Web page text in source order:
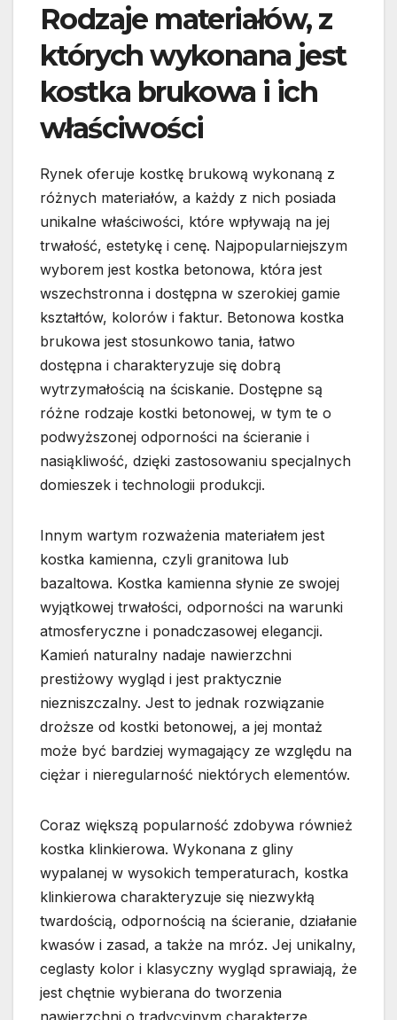
Rodzaje materiałów, z
których wykonana jest
kostka brukowa i ich
właściwości
Rynek oferuje kostkę brukową wykonaną z
różnych materiałów, a każdy z nich posiada
unikalne właściwości, które wpływają na jej
trwałość, estetykę i cenę. Najpopularniejszym
wyborem jest kostka betonowa, która jest
wszechstronna i dostępna w szerokiej gamie
kształtów, kolorów i faktur. Betonowa kostka
brukowa jest stosunkowo tania, łatwo
dostępna i charakteryzuje się dobrą
wytrzymałością na ściskanie. Dostępne są
różne rodzaje kostki betonowej, w tym te o
podwyższonej odporności na ścieranie i
nasiąkliwość, dzięki zastosowaniu specjalnych
domieszek i technologii produkcji.
Innym wartym rozważenia materiałem jest
kostka kamienna, czyli granitowa lub
bazaltowa. Kostka kamienna słynie ze swojej
wyjątkowej trwałości, odporności na warunki
atmosferyczne i ponadczasowej elegancji.
Kamień naturalny nadaje nawierzchni
prestiżowy wygląd i jest praktycznie
niezniszczalny. Jest to jednak rozwiązanie
droższe od kostki betonowej, a jej montaż
może być bardziej wymagający ze względu na
ciężar i nieregularność niektórych elementów.
Coraz większą popularność zdobywa również
kostka klinkierowa. Wykonana z gliny
wypalanej w wysokich temperaturach, kostka
klinkierowa charakteryzuje się niezwykłą
twardością, odpornością na ścieranie, działanie
kwasów i zasad, a także na mróz. Jej unikalny,
ceglasty kolor i klasyczny wygląd sprawiają, że
jest chętnie wybierana do tworzenia